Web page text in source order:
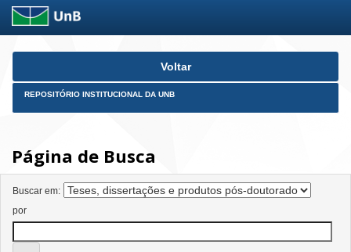
Skip
Voltar
REPOSITÓRIO INSTITUCIONAL DA UNB
Página de Busca
Buscar em:
por